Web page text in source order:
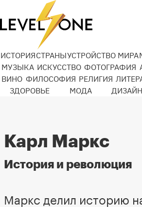
ИСТОРИЯСТРАНЫУСТРОЙСТВО МИРА
МУЗЫКА ИСКУССТВО ФОТОГРАФИЯ
ВИНО ФИЛОСОФИЯ РЕЛИГИЯ
ЗДОРОВЬЕ
МОДА ДИЗАЙН
Карл Маркс
История и революция
Маркс делил историю